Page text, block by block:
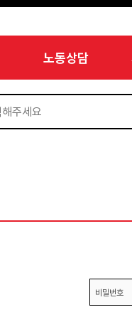
노동상담
비밀번호